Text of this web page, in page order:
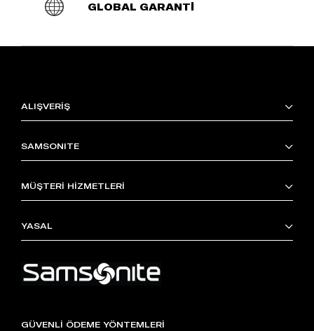
GLOBAL GARANTİ
ALIŞVERİŞ
SAMSONITE
MÜŞTERİ HİZMETLERİ
YASAL
GÜVENLİ ÖDEME YÖNTEMLERİ